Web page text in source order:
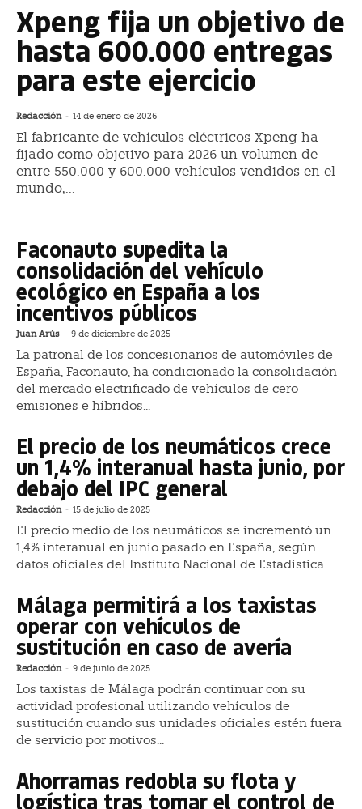
Xpeng fija un objetivo de
hasta 600.000 entregas
para este ejercicio
Redacción - 14 de enero de 2026
El fabricante de vehículos eléctricos Xpeng ha
fijado como objetivo para 2026 un volumen de
entre 550.000 y 600.000 vehículos vendidos en el
mundo,...
Faconauto supedita la
consolidación del vehículo
ecológico en España a los
incentivos públicos
Juan Arús - 9 de diciembre de 2025
La patronal de los concesionarios de automóviles de
España, Faconauto, ha condicionado la consolidación
del mercado electrificado de vehículos de cero
emisiones e híbridos...
El precio de los neumáticos crece
un 1,4% interanual hasta junio, por
debajo del IPC general
Redacción - 15 de julio de 2025
El precio medio de los neumáticos se incrementó un
1,4% interanual en junio pasado en España, según
datos oficiales del Instituto Nacional de Estadística...
Málaga permitirá a los taxistas
operar con vehículos de
sustitución en caso de avería
Redacción - 9 de junio de 2025
Los taxistas de Málaga podrán continuar con su
actividad profesional utilizando vehículos de
sustitución cuando sus unidades oficiales estén fuera
de servicio por motivos...
Ahorramas redobla su flota y
logística tras tomar el control de